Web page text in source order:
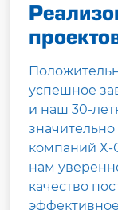
успешное
и наш 30-
компаний X-
нам
качество